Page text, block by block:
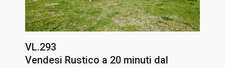
VL.293
Vendesi Rustico a 20 minuti dal